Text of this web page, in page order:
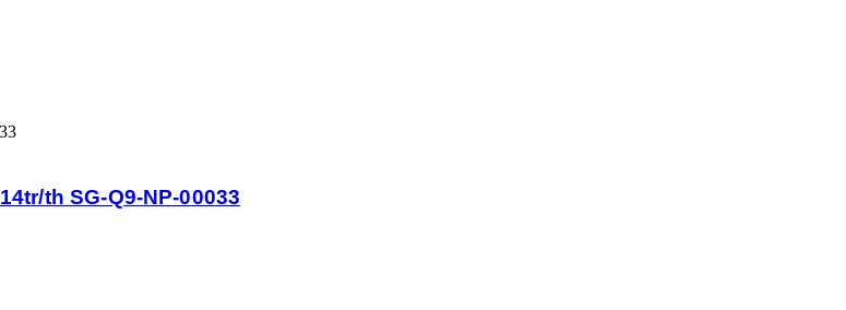
th SG-Q9-NP-00033